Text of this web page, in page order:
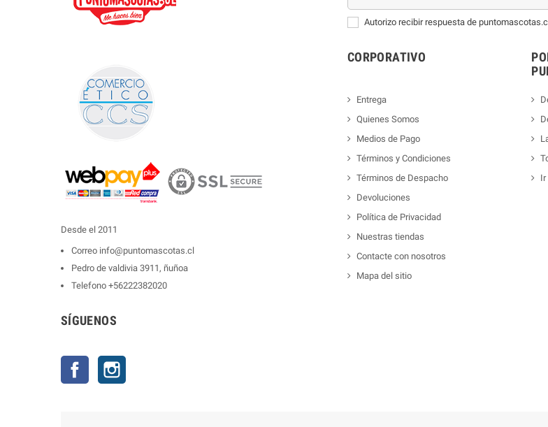
Desde el 2011
Correo info@puntomascotas.cl
Pedro de valdivia 3911, ñuñoa
Telefono +56222382020
SÍGUENOS
Facebook
Autorizo recibir respuesta de
CORPORATIVO
Entrega
Quienes Somos
Medios de Pago
Términos y Condiciones
Términos de Despacho
Devoluciones
Política de Privacidad
Nuestras tiendas
Contacte con nosotros
Mapa del sitio
Ir